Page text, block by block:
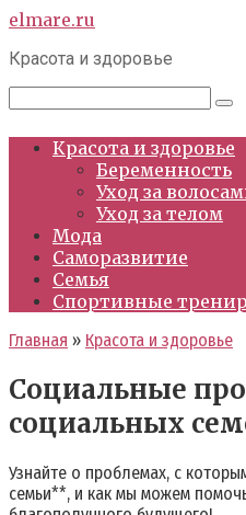
Перейти
контенту
elmare.ru
Красота и здоровье
Красота и здоровье
Беременность
Уход за
Уход за телом
Мода
Саморазвитие
Семья
Спортивные
Главная » Красота и здоровье
Социальные
социальных
Узнайте о проблемах, с
семьи**, и как мы можем